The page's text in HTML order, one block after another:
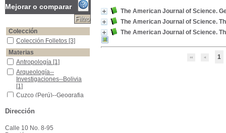
The American Journal of Science.
The American Journal of Science.
The American Journal of Science.
1
Mejorar o comparar
Colección
Colección Folletos
Colección Folletos [3]
Materias
Antropología
Antropología [1]
Arqueología--Investigaciones--Bolivia
Arqueología--
Investigaciones--Bolivia
[1]
Cuzco (Perú)--Geografia
Cuzco (Perú)--Geografia
Isla del Titicaca (Andes)-Geografia
Isla del Titicaca (Andes)-
La Paz (Bolivia)--Geografia
La Paz (Bolivia)--
Dirección
Calle 10 No. 8-95